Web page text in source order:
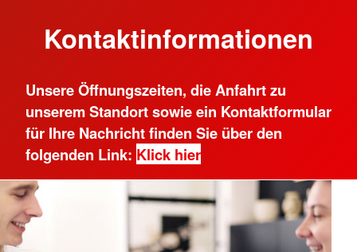
Kontaktinformationen
Unsere Öffnungszeiten, die Anfahrt zu
unserem Standort sowie ein Kontaktformular
für Ihre Nachricht finden Sie über den
folgenden Link: Klick hier